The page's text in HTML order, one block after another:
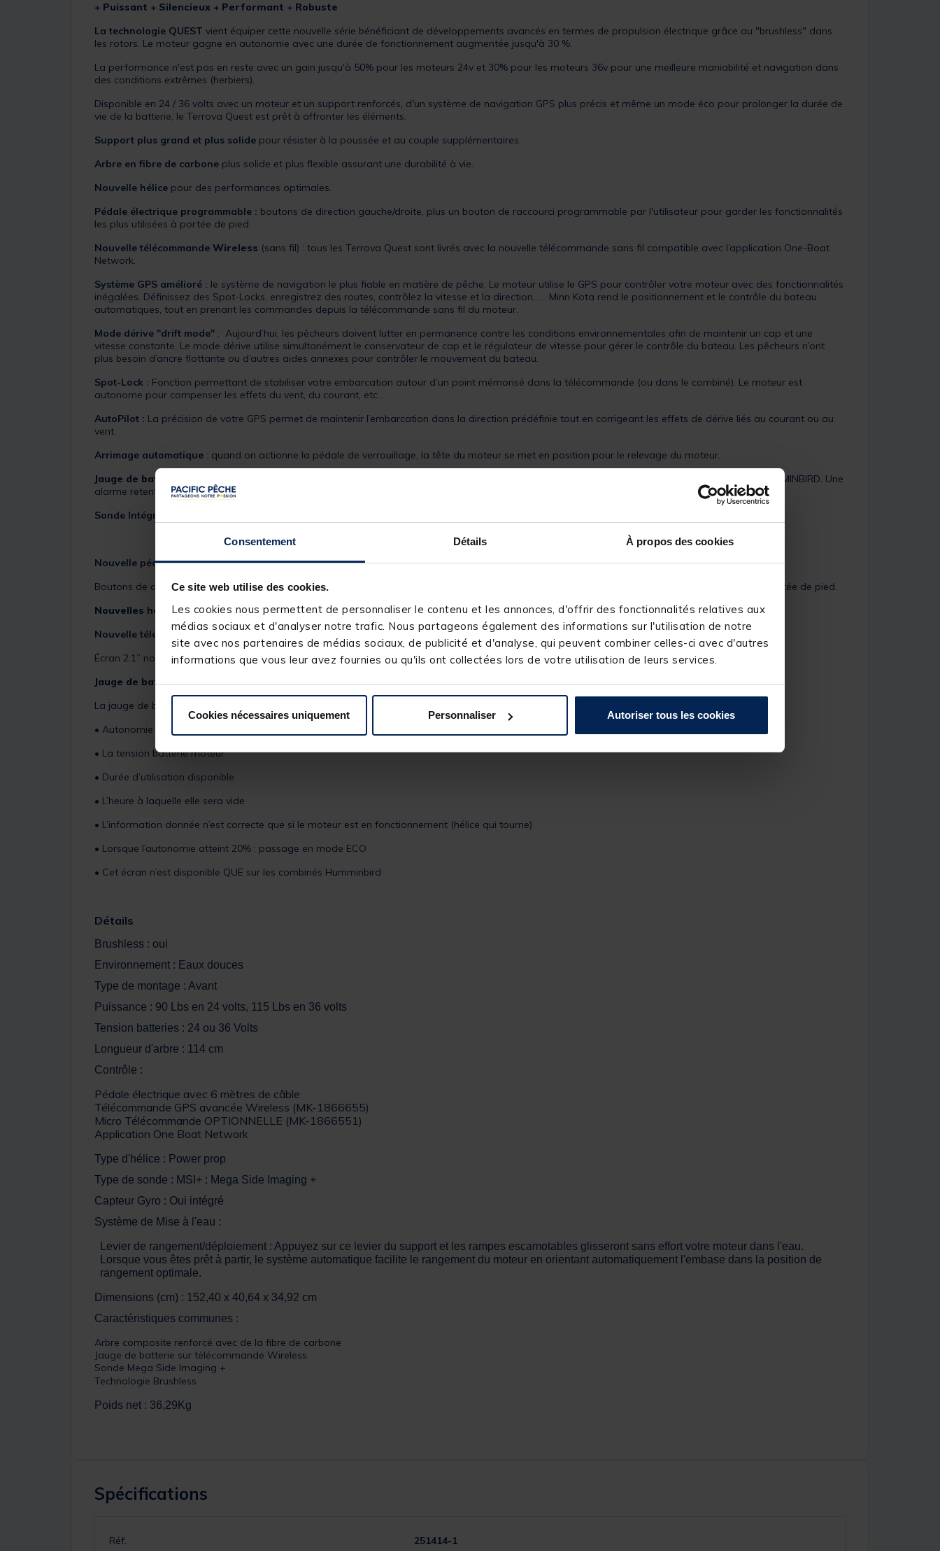
Consentement Détails À propos des cookies
Ce site web utilise des cookies.
Les cookies nous permettent de personnaliser le contenu et les annonces, d'offrir des fonctionnalités relatives aux
médias sociaux et d'analyser notre trafic. Nous partageons également des informations sur l'utilisation de notre
site avec nos partenaires de médias sociaux, de publicité et d'analyse, qui peuvent combiner celles-ci avec d'autres
informations que vous leur avez fournies ou qu'ils ont collectées lors de votre utilisation de leurs services.
Cookies nécessaires uniquement Personnaliser Autoriser tous les cookies
+ Puissant + Silencieux + Performant + Robuste
La technologie QUEST vient équiper cette nouvelle série bénéficiant de développements avancés en termes de propulsion électrique grâce au "brushless" dans
les rotors. Le moteur gagne en autonomie avec une durée de fonctionnement augmentée jusqu'à 30 %.
La performance n'est pas en reste avec un gain jusqu'à 50% pour les moteurs 24v et 30% pour les moteurs 36v pour une meilleure maniabilité et navigation dans
des conditions extrêmes (herbiers).
Disponible en 24 / 36 volts avec un moteur et un support renforcés, d'un système de navigation GPS plus précis et même un mode éco pour prolonger la durée de
vie de la batterie, le Terrova Quest est prêt à affronter les éléments.
Support plus grand et plus solide pour résister à la poussée et au couple supplémentaires.
Arbre en fibre de carbone plus solide et plus flexible assurant une durabilité à vie.
Nouvelle hélice pour des performances optimales.
Pédale électrique programmable : boutons de direction gauche/droite, plus un bouton de raccourci programmable par l'utilisateur pour garder les fonctionnalités
les plus utilisées à portée de pied.
Nouvelle télécommande Wireless (sans fil) : tous les Terrova Quest sont livrés avec la nouvelle télécommande sans fil compatible avec l’application One-Boat
Network.
Système GPS amélioré : le système de navigation le plus fiable en matière de pêche. Le moteur utilise le GPS pour contrôler votre moteur avec des fonctionnalités
inégalées. Définissez des Spot-Locks, enregistrez des routes, contrôlez la vitesse et la direction, .... Minn Kota rend le positionnement et le contrôle du bateau
automatiques, tout en prenant les commandes depuis la télécommande sans fil du moteur.
Mode dérive "drift mode" : Aujourd’hui, les pêcheurs doivent lutter en permanence contre les conditions environnementales afin de maintenir un cap et une
vitesse constante. Le mode dérive utilise simultanément le conservateur de cap et le régulateur de vitesse pour gérer le contrôle du bateau. Les pêcheurs n’ont
plus besoin d’ancre flottante ou d’autres aides annexes pour contrôler le mouvement du bateau.
Spot-Lock : Fonction permettant de stabiliser votre embarcation autour d’un point mémorisé dans la télécommande (ou dans le combiné). Le moteur est
autonome pour compenser les effets du vent, du courant, etc…
AutoPilot : La précision de votre GPS permet de maintenir l’embarcation dans la direction prédéfinie tout en corrigeant les effets de dérive liés au courant ou au
vent.
Arrimage automatique : quand on actionne la pédale de verrouillage, la tête du moteur se met en position pour le relevage du moteur.
Jauge de batterie :
il est possible de visualiser toutes les informations sur la consommation et l’autonomie en utilisation à partir d’un combiné HUMMINBIRD. Une
alarme retentit lorsque l'autonomie passe en dessous de 20%.
Sonde Intégrée :
Nouvelle pédale électrique programmable pour Terrova Quest :
Boutons de direction gauche/droite, plus un bouton de raccourci programmable par l'utilisateur pour garder les fonctionnalités les plus utilisées à portée de pied.
Nouvelles hélices redisignées pour des performances optimales.
Nouvelle télécommande sans fil : des heures de développement pour offrir le meilleur de la technologie aux pêcheurs
Écran 2.1’’ non tactile / 4 raccourcis programmables / Légère / Clavier simple / Menu intuitif / Antidérapante / Dimensions : 13.5 x 5.0 x 3.3 cm
Jauge de batterie
La jauge de batterie sur les QUEST donne accès :
• Autonomie en %
• La tension batterie moteur
• Durée d’utilisation disponible
• L’heure à laquelle elle sera vide
• L’information donnée n’est correcte que si le moteur est en fonctionnement (hélice qui tourne)
• Lorsque l’autonomie atteint 20% : passage en mode ECO
• Cet écran n’est disponible QUE sur les combinés Humminbird
Détails
Brushless : oui
Environnement : Eaux douces
Type de montage : Avant
Puissance : 90 Lbs en 24 volts, 115 Lbs en 36 volts
Tension batteries : 24 ou 36 Volts
Longueur d'arbre : 114 cm
Contrôle :
Pédale électrique avec 6 mètres de câble
Télécommande GPS avancée Wireless (MK-1866655)
Micro Télécommande OPTIONNELLE (MK-1866551)
Application One Boat Network
Type d'hélice : Power prop
Type de sonde : MSI+ : Mega Side Imaging +
Capteur Gyro : Oui intégré
Système de Mise à l'eau :
Levier de rangement/déploiement : Appuyez sur ce levier du support et les rampes escamotables glisseront sans effort votre moteur dans l'eau.
Lorsque vous êtes prêt à partir, le système automatique facilite le rangement du moteur en orientant automatiquement l'embase dans la position de
rangement optimale.
Dimensions (cm) : 152,40 x 40,64 x 34,92 cm
Caractéristiques communes :
Arbre composite renforcé avec de la fibre de carbone
Jauge de batterie sur télécommande Wireless
Sonde Mega Side Imaging +
Technologie Brushless
Poids net : 36,29Kg
Spécifications
Réf. 251414-1